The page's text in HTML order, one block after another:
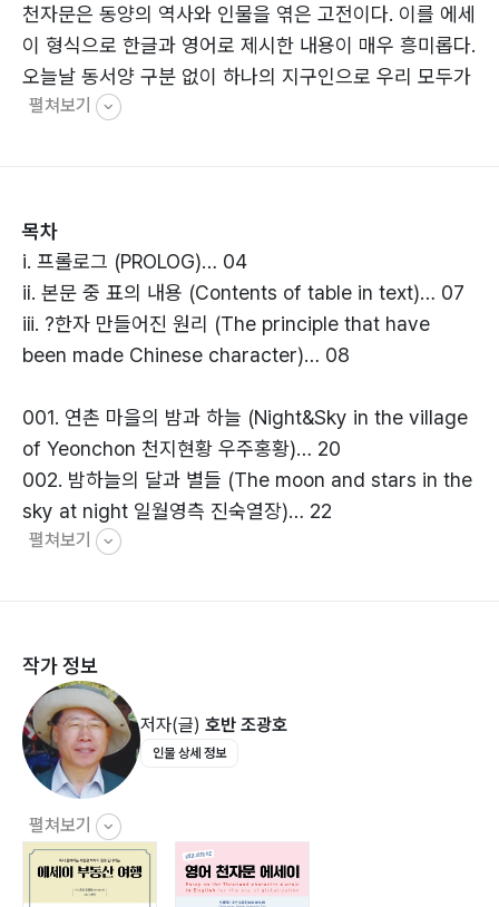
천자문은 동양의 역사와 인물을 엮은 고전이다. 이를 에세
이 형식으로 한글과 영어로 제시한 내용이 매우 흥미롭다.
오늘날 동서양 구분 없이 하나의 지구인으로 우리 모두가
필독할 만한 가치가 있어 추천한다.
천자문은 동양의 고전 중의 고전으로 이를 글로벌화하려
는 저자의 마인드가 남다르다. 천자문을 스토리텔링 한 이
야기가 더욱 쉽고 사람 사는 냄새가 나는 듯하여 좋다. 가
까이 두고 읽기를 추천한다.
- 대표저서 《마음공부를 디자인하다》, 원불교 원로교무
지혜로운 현 지식인들이 가장 가치 있는 중요 역사기록을
효율적인 방법을 찾아, 후세에 전승하려는 사명감을 갖고
집필한 것 같아 뜻깊게 생각한다, 효과적이고 흥미로운
《영어 천자문 에세이》를 모든 사람이 필독하길 권한다.
천자문 사언고시 중 극히 일부를 제외하고, 너무나 교훈적
인 고전으로 오히려 거리감이 있지만, 생활적 에세이로 맛
깔스럽게 잘 요리하여 전시한 뷔페처럼 구미가 당긴다. 젊
은 층에도 권한다.
- 경희대 한의과대학 외래교수, 강남 비경한의원 대표원
장 한의학박사 김도연
한글, 영어, 한자 3가지 해설이 에세이로 쉽게 쓰여져, 읽
펼쳐보기
목차
ⅰ. 프롤로그 (PROLOG)… 04
ⅱ. 본문 중 표의 내용 (Contents of table in text)… 07
ⅲ. ?한자 만들어진 원리 (The principle that have
been made Chinese character)… 08
001. 연촌 마을의 밤과 하늘 (Night&Sky in the village
of Yeonchon 천지현황 우주홍황)… 20
002. 밤하늘의 달과 별들 (The moon and stars in the
sky at night 일월영측 진숙열장)… 22
003. 한여름 곤충과 고추잠자리 (Midsummer insects
005. 계절 변화와 사색 (Seasonal Change and
Thinking 운등치우 로결위상)… 28
006. 금은보화보다 값진 것 (Something worth more
than gold and silver treasures 금생려수 옥출곤강)…
30
007. 궁금한 세상 (The curious world 검호거궐 주칭야
광)… 32
008. 배고픈 시절 (The hungry time 과진이내 채중개
펼쳐보기
작가 정보
저자(글) 호반 조광호
인물 상세 정보
펼쳐보기